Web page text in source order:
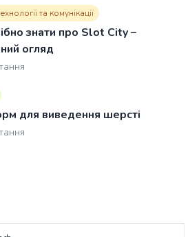
та комунікації
знати про Slot City –
огляд
для виведення шерсті